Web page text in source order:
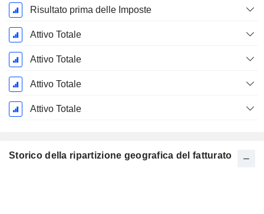
Risultato prima delle Imposte
Attivo Totale
Attivo Totale
Attivo Totale
Attivo Totale
Storico della ripartizione geografica del fatturato